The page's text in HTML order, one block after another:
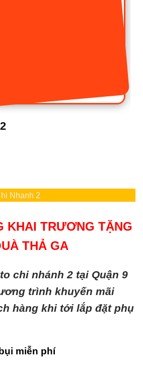
KHAI TRƯƠNG TẶNG
THẢ GA
chi nhánh 2 tại Quận 9
trình khuyến mãi
hàng khi tới lắp đặt phụ
miễn phí